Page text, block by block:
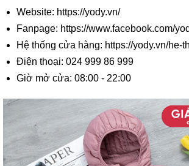
Website: https://yody.vn/
Fanpage: https://www.facebook.com/
Hệ thống cửa hàng: https://yody.vn/he-
Điện thoại: 024 999 86 999
Giờ mở cửa: 08:00 - 22:00